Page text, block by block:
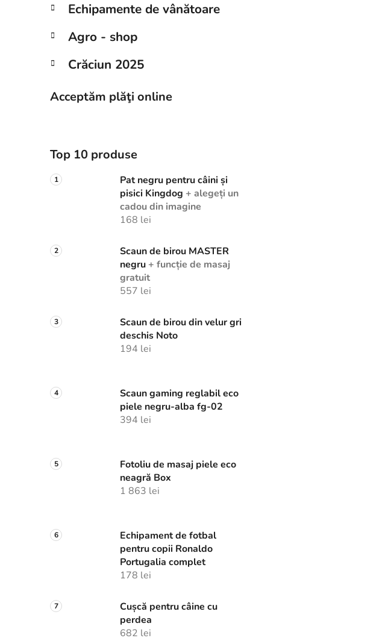
Echipamente de vânătoare
Agro - shop
Crăciun 2025
Acceptăm plăţi online
Top 10 produse
Pat negru pentru câini și
pisici Kingdog + alegeți un
cadou din imagine
168 lei
Scaun de birou MASTER
negru + funcție de masaj
gratuit
557 lei
Scaun de birou din velur gri
deschis Noto
194 lei
Scaun gaming reglabil eco
piele negru-alba fg-02
394 lei
Fotoliu de masaj piele eco
neagră Box
1 863 lei
Echipament de fotbal
pentru copii Ronaldo
Portugalia complet
178 lei
Cușcă pentru câine cu
perdea
682 lei